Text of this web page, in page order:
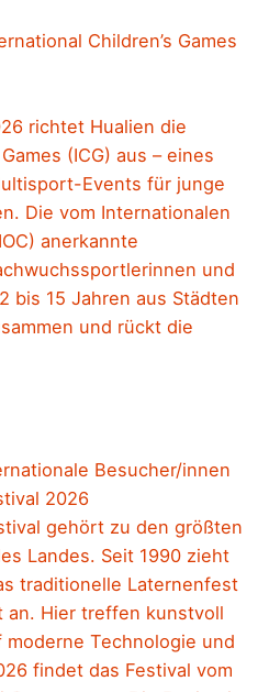
Children’s Games
richtet Hualien die
(ICG) aus – eines
Events für junge
Die vom Internationalen
anerkannte
und
bis 15 Jahren aus Städten
und rückt die
Besucher/innen
2026
gehört zu den größten
Landes. Seit 1990 zieht
traditionelle Laternenfest
an. Hier treffen kunstvoll
Technologie und
findet das Festival vom